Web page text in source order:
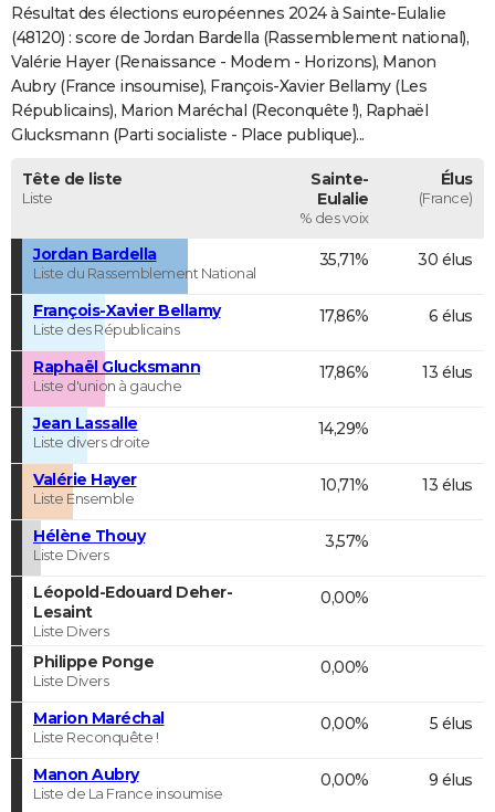
S'inscrire
Se connecter
Lycées
Collèges
Primaires
Universités
Entreprises
Service militaire
Avis de recherche
AVIS DE DÉCÈS
FORUM
Bricolage
Lifestyle
Culture
SportAuto
Television
Voyage
Cinema
Résultat des élections européennes 2024 à Sainte-Eulalie
(48120) : score de Jordan Bardella (Rassemblement national),
Valérie Hayer (Renaissance - Modem - Horizons), Manon
Aubry (France insoumise), François-Xavier Bellamy (Les
Républicains), Marion Maréchal (Reconquête !), Raphaël
Glucksmann (Parti socialiste - Place publique)...
Tête de liste
Liste
Sainte-
Eulalie
% des voix
Élus
(France)
Jordan Bardella
Liste du Rassemblement National
35,71% 30 élus
François-Xavier Bellamy
Liste des Républicains
17,86% 6 élus
Raphaël Glucksmann
Liste d'union à gauche
17,86% 13 élus
Jean Lassalle
Liste divers droite
14,29%
Valérie Hayer
Liste Ensemble
10,71% 13 élus
Hélène Thouy
Liste Divers
3,57%
Léopold-Edouard Deher-
Lesaint
Liste Divers
0,00%
Philippe Ponge
Liste Divers
0,00%
Marion Maréchal
Liste Reconquête !
0,00% 5 élus
Manon Aubry
Liste de La France insoumise
0,00% 9 élus